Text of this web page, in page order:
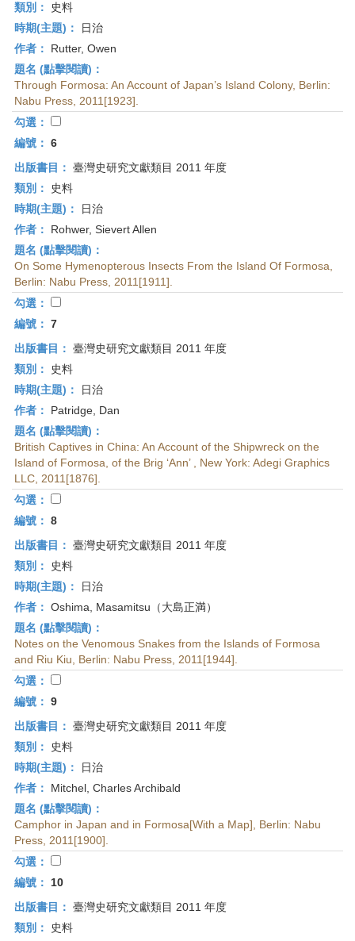
類別：
史料
時期(主題)：
日治
作者：
Rutter, Owen
題名 (點擊閱讀)：
Through Formosa: An Account of Japan’s Island Colony, Berlin:
Nabu Press, 2011[1923].
勾選：
編號： 6
出版書目： 臺灣史研究文獻類目 2011 年度
類別：
史料
時期(主題)：
日治
作者：
Rohwer, Sievert Allen
題名 (點擊閱讀)：
On Some Hymenopterous Insects From the Island Of Formosa,
Berlin: Nabu Press, 2011[1911].
勾選：
編號： 7
出版書目： 臺灣史研究文獻類目 2011 年度
類別：
史料
時期(主題)：
日治
作者：
Patridge, Dan
題名 (點擊閱讀)：
British Captives in China: An Account of the Shipwreck on the
Island of Formosa, of the Brig ‘Ann’ , New York: Adegi Graphics
LLC, 2011[1876].
勾選：
編號： 8
出版書目： 臺灣史研究文獻類目 2011 年度
類別：
史料
時期(主題)：
日治
作者： Oshima, Masamitsu（大島正満）
題名 (點擊閱讀)：
Notes on the Venomous Snakes from the Islands of Formosa
and Riu Kiu, Berlin: Nabu Press, 2011[1944].
勾選：
編號： 9
出版書目： 臺灣史研究文獻類目 2011 年度
類別：
史料
時期(主題)：
日治
作者：
Mitchel, Charles Archibald
題名 (點擊閱讀)：
Camphor in Japan and in Formosa[With a Map], Berlin: Nabu
Press, 2011[1900].
勾選：
編號：
10
出版書目： 臺灣史研究文獻類目 2011 年度
類別：
史料